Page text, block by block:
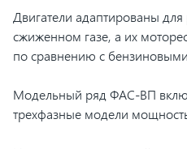
Двигатели адаптированы
сжиженном газе, а их
по сравнению с
Модельный ряд ФАС-ВП
трехфазные модели